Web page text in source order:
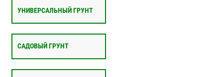
УНИВЕРСАЛЬНЫЙ ГРУНТ
САДОВЫЙ ГРУНТ